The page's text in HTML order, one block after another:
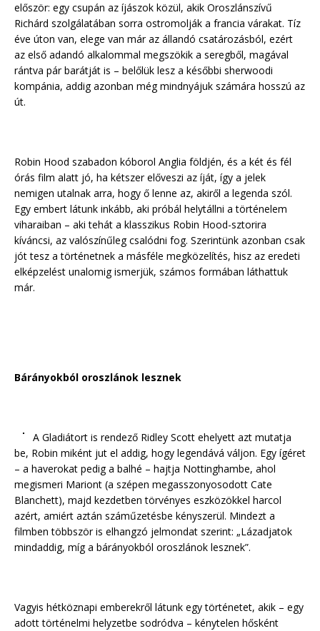
először: egy csupán az íjászok közül, akik Oroszlánszívű
Richárd szolgálatában sorra ostromolják a francia várakat. Tíz
éve úton van, elege van már az állandó csatározásból, ezért
az első adandó alkalommal megszökik a seregből, magával
rántva pár barátját is – belőlük lesz a későbbi sherwoodi
kompánia, addig azonban még mindnyájuk számára hosszú az
út.
Robin Hood szabadon kóborol Anglia földjén, és a két és fél
órás film alatt jó, ha kétszer előveszi az íját, így a jelek
nemigen utalnak arra, hogy ő lenne az, akiről a legenda szól.
Egy embert látunk inkább, aki próbál helytállni a történelem
viharaiban – aki tehát a klasszikus Robin Hood-sztorira
kíváncsi, az valószínűleg csalódni fog. Szerintünk azonban csak
jót tesz a történetnek a másféle megközelítés, hisz az eredeti
elképzelést unalomig ismerjük, számos formában láthattuk
már.
Bárányokból oroszlánok lesznek
A Gladiátort is rendező Ridley Scott ehelyett azt mutatja
be, Robin miként jut el addig, hogy legendává váljon. Egy ígéret
– a haverokat pedig a balhé – hajtja Nottinghambe, ahol
megismeri Mariont (a szépen megasszonyosodott Cate
Blanchett), majd kezdetben törvényes eszközökkel harcol
azért, amiért aztán száműzetésbe kényszerül. Mindezt a
filmben többször is elhangzó jelmondat szerint: „Lázadjatok
mindaddig, míg a bárányokból oroszlánok lesznek”.
Vagyis hétköznapi emberekről látunk egy történetet, akik – egy
adott történelmi helyzetbe sodródva – kénytelen hősként